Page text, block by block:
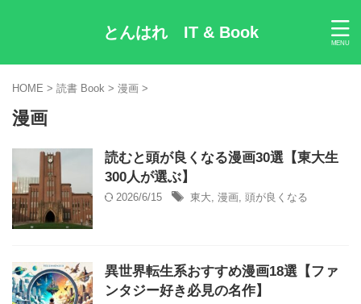
とんはれ IT & Book
HOME > 読書 Book > 漫画 >
漫画
読むと頭が良くなる漫画30選【東大生
300人が選ぶ】
2026/6/15 東大, 漫画, 頭が良くなる
異世界転生系おすすめ漫画18選【ファ
ンタジー好き必見の名作】